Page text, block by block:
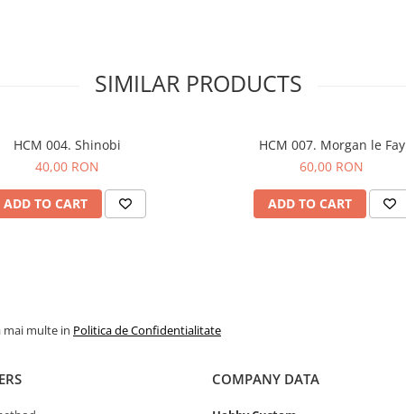
SIMILAR PRODUCTS
HCM 004. Shinobi
40,00 RON
ADD TO CART
HCM 007. Morgan le Fay
60,00 RON
ADD TO CART
mai multe in Politica de Confidentialitate
COMPANY DATA